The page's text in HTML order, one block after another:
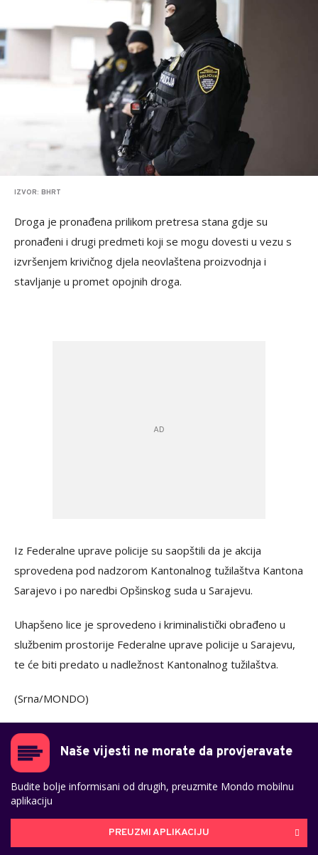
IZVOR: BHRT
Droga je pronađena prilikom pretresa stana gdje su
pronađeni i drugi predmeti koji se mogu dovesti u vezu s
izvršenjem krivičnog djela neovlaštena proizvodnja i
stavljanje u promet opojnih droga.
Iz Federalne uprave policije su saopštili da je akcija
sprovedena pod nadzorom Kantonalnog tužilaštva Kantona
Sarajevo i po naredbi Opšinskog suda u Sarajevu.
Uhapšeno lice je sprovedeno i kriminalistički obrađeno u
službenim prostorije Federalne uprave policije u Sarajevu,
te će biti predato u nadležnost Kantonalnog tužilaštva.
(Srna/MONDO)
Naše vijesti ne morate da provjeravate
Budite bolje informisani od drugih, preuzmite Mondo mobilnu
aplikaciju
PREUZMI APLIKACIJU